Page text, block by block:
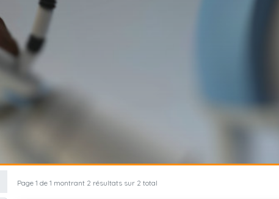
Page 1 de 1 montrant 2 résultats sur 2 total